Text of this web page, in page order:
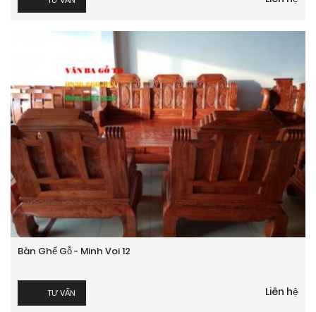
Bàn Ghế Gỗ - Minh Voi 12
TƯ VẤN Liên hệ